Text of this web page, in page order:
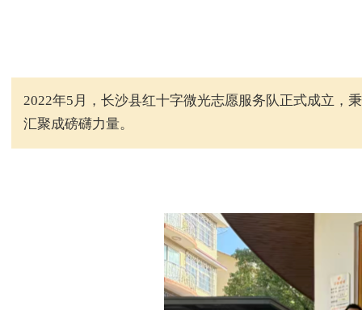
2022年5月，长沙县红十字微光志愿服务队正式成立，
汇聚成磅礴力量。